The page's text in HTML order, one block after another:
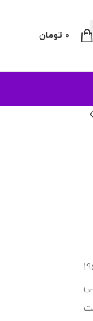
0 تومان
جنبش ملی شدن صنعت نفت ایران ( 1332 – 1330ش/ 1951